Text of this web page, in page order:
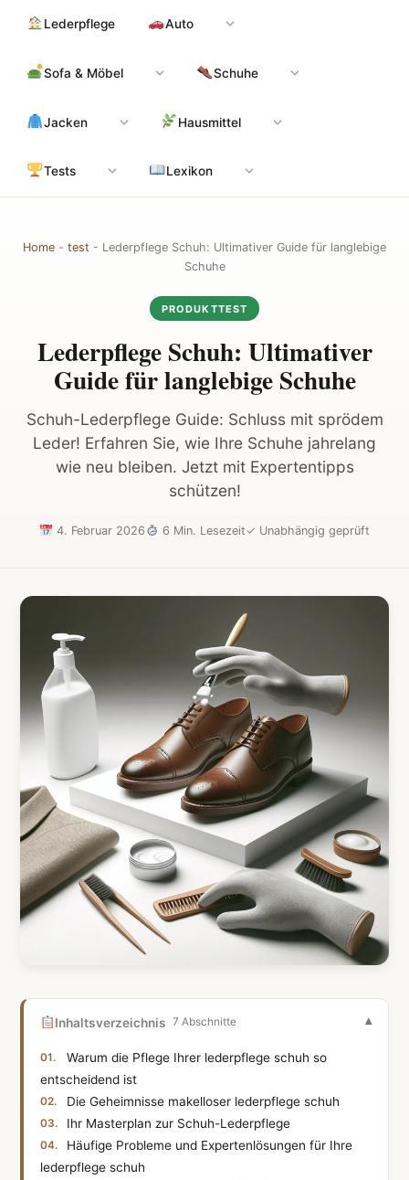
Inhalt
Lederpflege Auto
Sofa & Möbel Schuhe
Jacken Hausmittel
Tests Lexikon
Home - test - Lederpflege Schuh: Ultimativer Guide für langlebige
Schuhe
PRODUKTTEST
Lederpflege Schuh: Ultimativer
Guide für langlebige Schuhe
Schuh-Lederpflege Guide: Schluss mit sprödem
Leder! Erfahren Sie, wie Ihre Schuhe jahrelang
wie neu bleiben. Jetzt mit Expertentipps
schützen!
4. Februar 2026 6 Min. Lesezeit✓ Unabhängig geprüft
Inhaltsverzeichnis 7 Abschnitte
Warum die Pflege Ihrer lederpflege schuh so
entscheidend ist
Die Geheimnisse makelloser lederpflege schuh
Ihr Masterplan zur Schuh-Lederpflege
Häufige Probleme und Expertenlösungen für Ihre
lederpflege schuh